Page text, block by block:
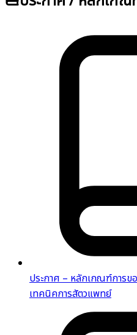
ประกาศ – หลักเกณฑ์การข
เทคนิคการสัตวแพทย์